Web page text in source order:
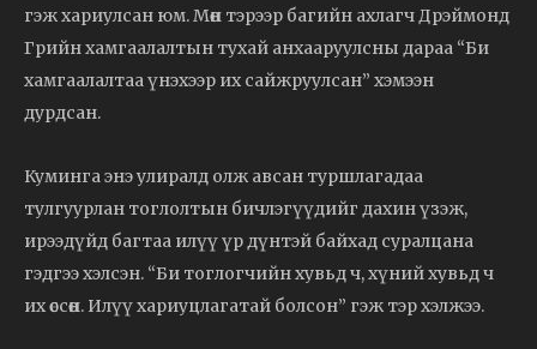
гэж хариулсан юм. Мөн тэрээр багийн ахлагч Дрэймонд
Грийн хамгаалалтын тухай анхааруулсны дараа “Би
хамгаалалтаа үнэхээр их сайжруулсан” хэмээн
дурдсан.
Куминга энэ улиралд олж авсан туршлагадаа
тулгуурлан тоглолтын бичлэгүүдийг дахин үзэж,
ирээдүйд багтаа илүү үр дүнтэй байхад суралцана
гэдгээ хэлсэн. “Би тоглогчийн хувьд ч, хүний хувьд ч
их өссөн. Илүү хариуцлагатай болсон” гэж тэр хэлжээ.